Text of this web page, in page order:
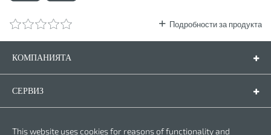
Подробности за продукта
КОМПАНИЯТА
СЕРВИЗ
Гаранционни условия
This website uses cookies for reasons of functionality and